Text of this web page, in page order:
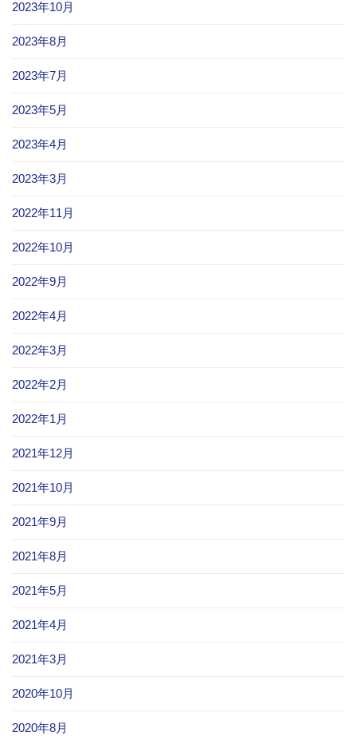
2023年10月
2023年8月
2023年7月
2023年5月
2023年4月
2023年3月
2022年11月
2022年10月
2022年9月
2022年4月
2022年3月
2022年2月
2022年1月
2021年12月
2021年10月
2021年9月
2021年8月
2021年5月
2021年4月
2021年3月
2020年10月
2020年8月